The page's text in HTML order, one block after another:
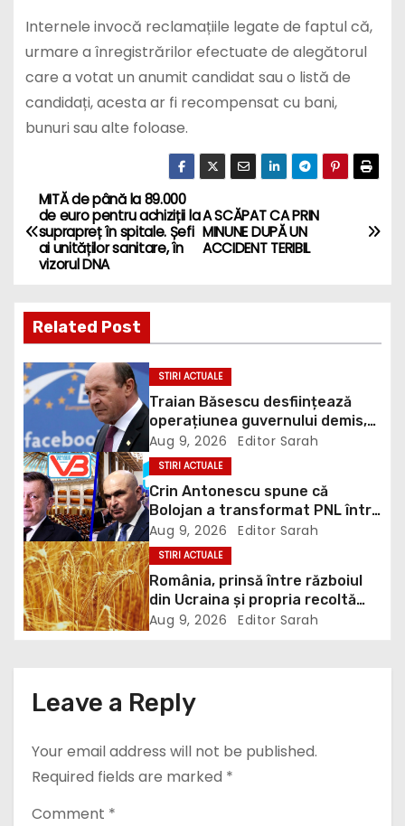
Internele invocă reclamațiile legate de faptul că,
urmare a înregistrărilor efectuate de alegătorul
care a votat un anumit candidat sau o listă de
candidați, acesta ar fi recompensat cu bani,
bunuri sau alte foloase.
P
o
t
n
a
v
i
g
a
t
i
n
A SCĂPAT CA PRIN
MINUNE DUPĂ UN
ACCIDENT TERIBIL
MITĂ de până la 89.000
de euro pentru achiziții la
suprapreț în spitale. Șefi
ai unităților sanitare, în
vizorul DNA
Related Post
STIRI ACTUALE
Traian Băsescu desființează
operațiunea guvernului demis,
Bolojan, de scufundare a
barjelor în Dunăre: „Este o
improvizație”
Aug 9, 2026 Editor Sarah
STIRI ACTUALE
Crin Antonescu spune că
Bolojan a transformat PNL într-
un satelit USR, asemănător
fostului club de fotbal Dinamo
Victoria, care a aparținut Miliției
Aug 9, 2026 Editor Sarah
STIRI ACTUALE
România, prinsă între războiul
din Ucraina și propria recoltă
record: Rusia lovește porturile
Aug 9, 2026 Editor Sarah
Leave a Reply
Your email address will not be published.
Required fields are marked *
Comment *